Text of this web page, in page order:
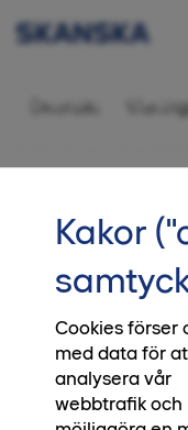
Intresseanmälan
Översikt
Slipp
Köp din nya
juni och 30
månadsavgift i
två års avgifter
försprång
Kakor
Cookies förser
med data för
analysera vår
webbtrafik och